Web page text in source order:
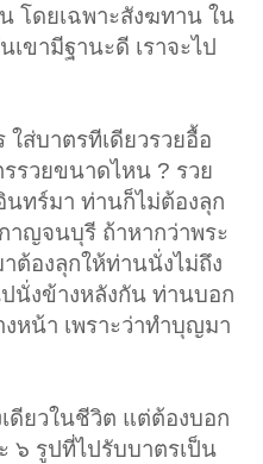
โดยเฉพาะสังฆทาน ใน
เขามีฐานะดี เราจะไป
ส่บาตรทีเดียวรวยอื้อ
รวยขนาดไหน ? รวย
ทร์มา ท่านก็ไม่ต้องลุก
าญจนบุรี ถ้าหากว่าพระ
ต้องลุกให้ท่านนั่งไม่ถึง
นั่งข้างหลังกัน ท่านบอก
งหน้า เพราะว่าทำบุญมา
ดียวในชีวิต แต่ต้องบอก
๖ รูปที่ไปรับบาตรเป็น